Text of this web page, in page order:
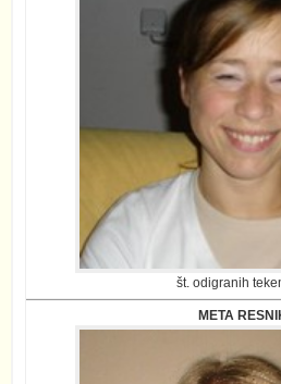
št. odigranih
META